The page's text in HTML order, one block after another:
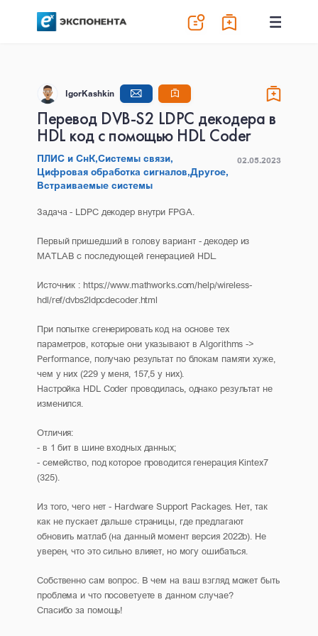
IgorKashkin
Перевод DVB-S2 LDPC декодера в
HDL код с помощью HDL Coder
ПЛИС и СнК,Системы связи,
Цифровая обработка сигналов,Другое,
Встраиваемые системы
02.05.2023
Задача - LDPC декодер внутри FPGA.
Первый пришедший в голову вариант - декодер из
MATLAB с последующей генерацией HDL.
Источник : https://www.mathworks.com/help/wireless-
hdl/ref/dvbs2ldpcdecoder.html
При попытке сгенерировать код на основе тех
параметров, которые они указывают в Algorithms ->
Performance, получаю результат по блокам памяти хуже,
чем у них (229 у меня, 157,5 у них).
Настройка HDL Coder проводилась, однако результат не
изменился.
Отличия:
- в 1 бит в шине входных данных;
- семейство, под которое проводится генерация Kintex7
(325).
Из того, чего нет - Hardware Support Packages. Нет, так
как не пускает дальше страницы, где предлагают
обновить матлаб (на данный момент версия 2022b). Не
уверен, что это сильно влияет, но могу ошибаться.
Собственно сам вопрос. В чем на ваш взгляд может быть
проблема и что посоветуете в данном случае?
Спасибо за помощь!